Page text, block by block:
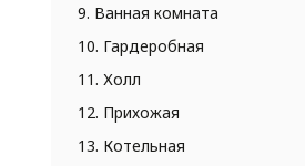
9. Ванная комната
10. Гардеробная
11. Холл
12. Прихожая
13. Котельная